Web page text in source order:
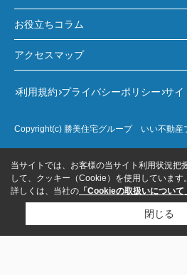
お役立ちコラム
アクセスマップ
利用規約 プライバシーポリシー サイ
Copyright(c) 勝美住宅グループ いい不動産
当サイトでは、お客様の当サイト利用状況把
して、クッキー（Cookie）を使用しています。
詳しくは、当社の 「Cookieの取扱いについて
閉じる